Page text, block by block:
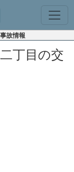
故情報
丁目の交